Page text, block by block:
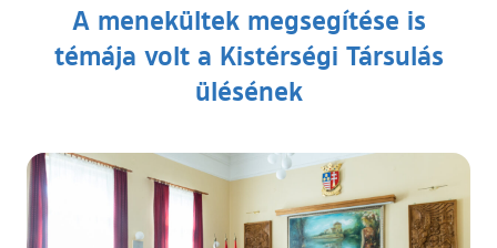
A menekültek megsegítése is
témája volt a Kistérségi Társulás
ülésének